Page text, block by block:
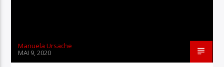
Manuela Ursache
MAI 9, 2020